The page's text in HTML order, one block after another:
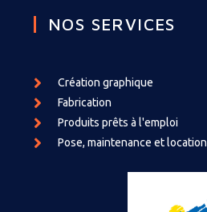
NOS SERVICES
Création graphique
Fabrication
Produits prêts à l'emploi
Pose, maintenance et location